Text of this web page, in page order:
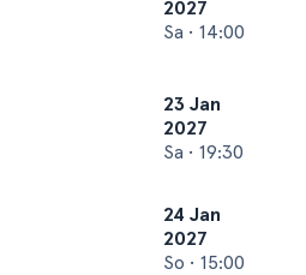
2027
Sa • 14:00
23 Jan
2027
Sa • 19:30
24 Jan
2027
So • 15:00